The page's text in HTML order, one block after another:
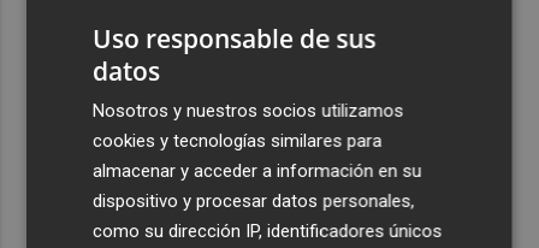
Uso responsable de sus
datos
Nosotros y nuestros socios utilizamos
cookies y tecnologías similares para
almacenar y acceder a información en su
dispositivo y procesar datos personales,
como su dirección IP, identificadores únicos